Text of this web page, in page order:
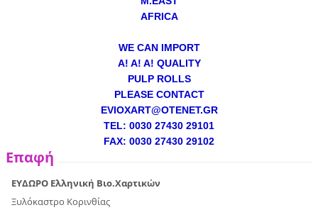
AFRICA
WE CAN IMPORT
A! A! A! QUALITY
PULP ROLLS
PLEASE CONTACT
EVIOXART@OTENET.GR
TEL: 0030 27430 29101
FAX: 0030 27430 29102
Επαφή
ΕΥΔΩΡΟ Ελληνική Βιο.Χαρτικών
Ξυλόκαστρο Κορινθίας